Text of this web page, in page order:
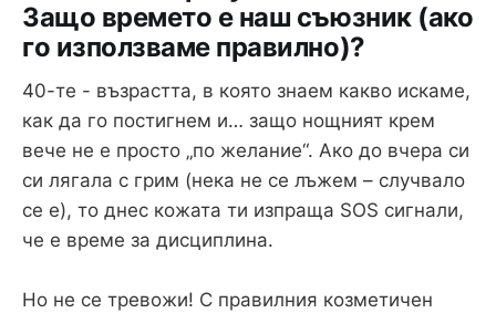
Защо времето е наш съюзник (ако
го използваме правилно)?
40-те - възрастта, в която знаем какво искаме,
как да го постигнем и… защо нощният крем
вече не е просто „по желание“. Ако до вчера си
си лягала с грим (нека не се лъжем – случвало
се е), то днес кожата ти изпраща SOS сигнали,
че е време за дисциплина.
Но не се тревожи! С правилния козметичен